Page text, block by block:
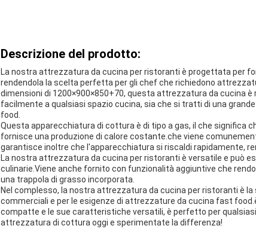
Descrizione del prodotto:
La nostra attrezzatura da cucina per ristoranti è progettata per
rendendola la scelta perfetta per gli chef che richiedono
dimensioni di 1200×900×850+70, questa attrezzatura da cucina
facilmente a qualsiasi spazio cucina, sia che si tratti di una
food.
Questa apparecchiatura di cottura è di tipo a gas, il che significa
fornisce una produzione di calore costante.che viene
garantisce inoltre che l'apparecchiatura si riscaldi rapidamente,
La nostra attrezzatura da cucina per ristoranti è versatile e può
culinarie.Viene anche fornito con funzionalità aggiuntive che
una trappola di grasso incorporata.
Nel complesso, la nostra attrezzatura da cucina per ristoranti è
commerciali e per le esigenze di attrezzature da cucina fast
compatte e le sue caratteristiche versatili, è perfetto per
attrezzatura di cottura oggi e sperimentate la differenza!